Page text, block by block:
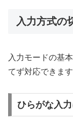
入力方式の
入力モードの基
てず対応できます
ひらがな入